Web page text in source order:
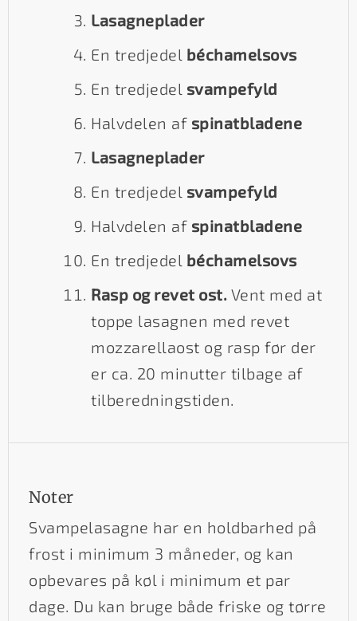
Lasagneplader
En tredjedel béchamelsovs
En tredjedel svampefyld
Halvdelen af spinatbladene
Lasagneplader
En tredjedel svampefyld
Halvdelen af spinatbladene
En tredjedel béchamelsovs
Rasp og revet ost. Vent med at
toppe lasagnen med revet
mozzarellaost og rasp før der
er ca. 20 minutter tilbage af
tilberedningstiden.
Noter
Svampelasagne har en holdbarhed på
frost i minimum 3 måneder, og kan
opbevares på køl i minimum et par
dage. Du kan bruge både friske og tørre